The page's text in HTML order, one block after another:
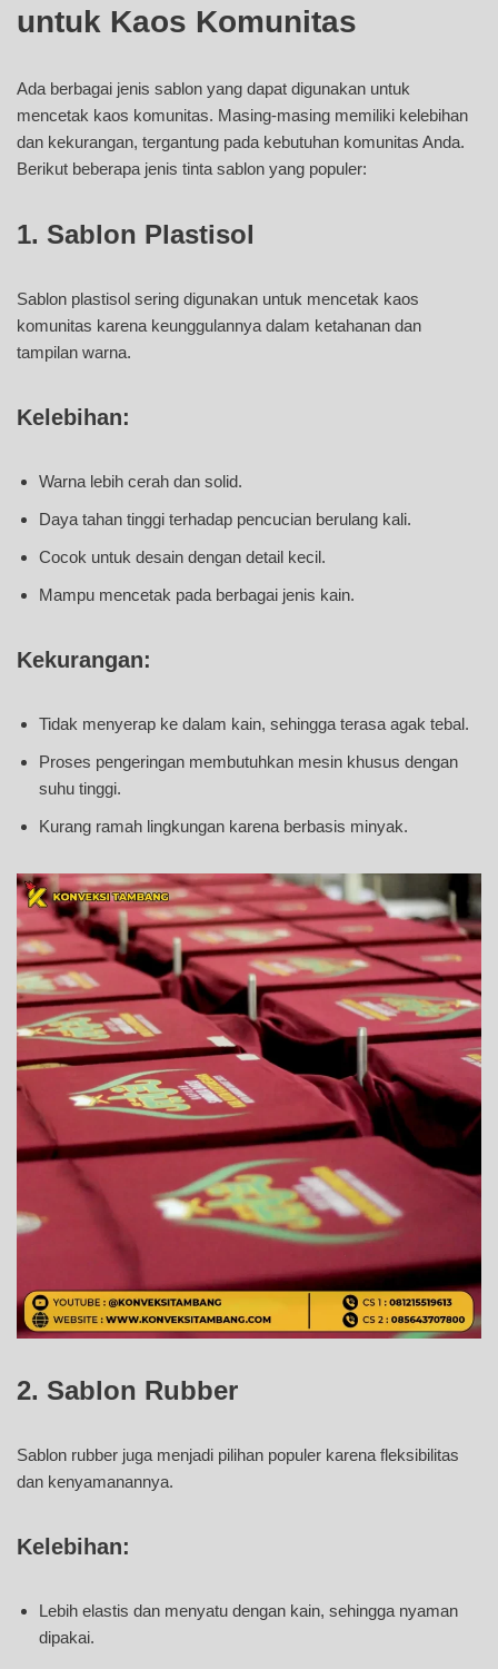
untuk Kaos Komunitas
Ada berbagai jenis sablon yang dapat digunakan untuk
mencetak kaos komunitas. Masing-masing memiliki kelebihan
dan kekurangan, tergantung pada kebutuhan komunitas Anda.
Berikut beberapa jenis tinta sablon yang populer:
1. Sablon Plastisol
Sablon plastisol sering digunakan untuk mencetak kaos
komunitas karena keunggulannya dalam ketahanan dan
tampilan warna.
Kelebihan:
Warna lebih cerah dan solid.
Daya tahan tinggi terhadap pencucian berulang kali.
Cocok untuk desain dengan detail kecil.
Mampu mencetak pada berbagai jenis kain.
Kekurangan:
Tidak menyerap ke dalam kain, sehingga terasa agak tebal.
Proses pengeringan membutuhkan mesin khusus dengan
suhu tinggi.
Kurang ramah lingkungan karena berbasis minyak.
2. Sablon Rubber
Sablon rubber juga menjadi pilihan populer karena fleksibilitas
dan kenyamanannya.
Kelebihan:
Lebih elastis dan menyatu dengan kain, sehingga nyaman
dipakai.